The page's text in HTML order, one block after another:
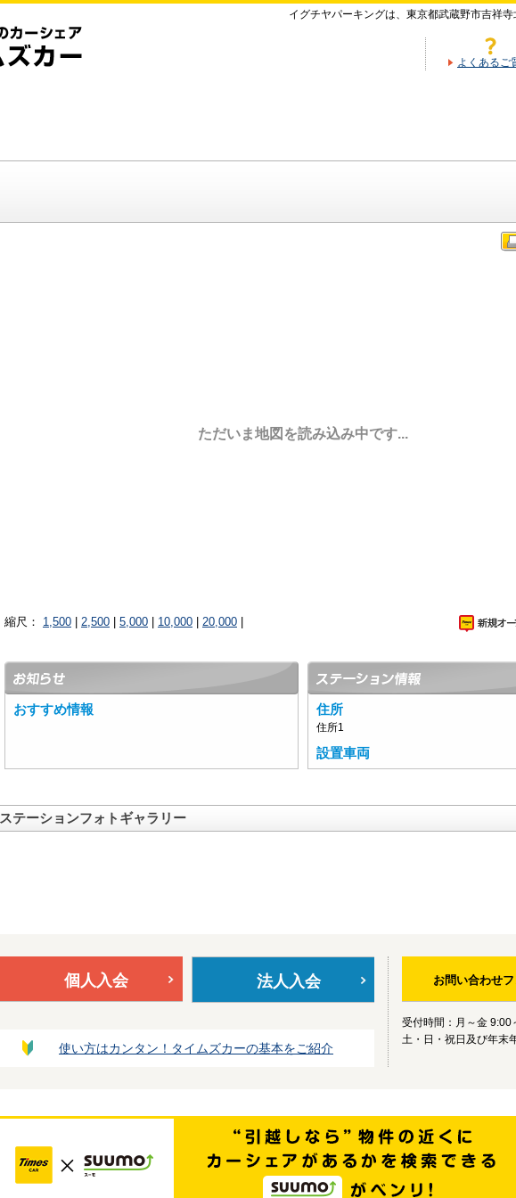
イグチヤパーキングは、東京都武蔵野市吉祥
よくあるご
ただいま地図を読み込み中です...
縮尺： 1,500 2,500 5,000 10,000 20,000
おすすめ情報 住所
住所1
設置車両
ステーションフォトギャラリー
個人入会 法人入会
使い方はカンタン！タイムズカーの基本をご紹介
お問い合わせ
受付時間：月～金 9:00
土・日・祝日及び年末